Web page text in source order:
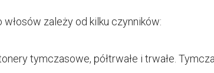
zależy od kilku czynników:
tymczasowe, półtrwałe i trwałe.